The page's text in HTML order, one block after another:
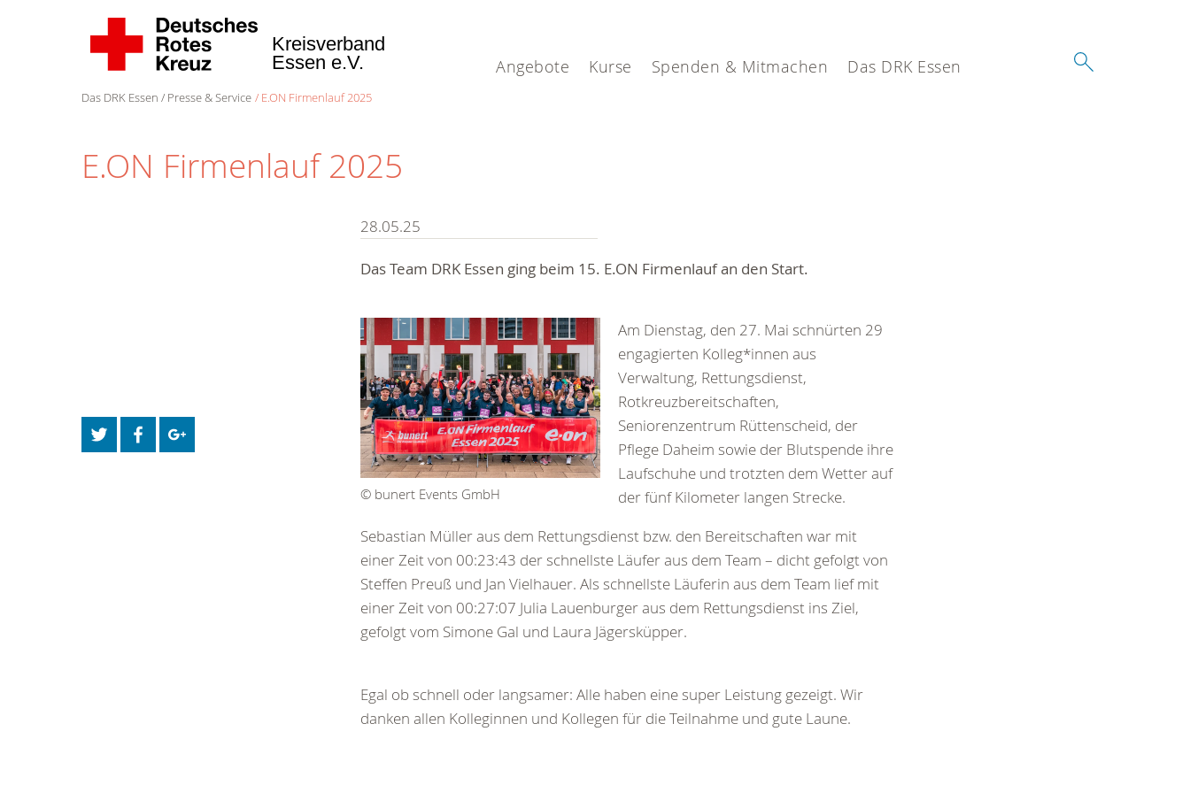
Angebote Kurse Spenden & Mitmachen Das DRK Essen
Kreisverband
Essen e.V.
Das DRK Essen Presse & Service E.ON Firmenlauf 2025
E.ON Firmenlauf 2025
28.05.25
Das Team DRK Essen ging beim 15. E.ON Firmenlauf an den Start.
© bunert Events GmbH
Am Dienstag, den 27. Mai schnürten 29
engagierten Kolleg*innen aus
Verwaltung, Rettungsdienst,
Rotkreuzbereitschaften,
Seniorenzentrum Rüttenscheid, der
Pflege Daheim sowie der Blutspende ihre
Laufschuhe und trotzten dem Wetter auf
der fünf Kilometer langen Strecke.
Sebastian Müller aus dem Rettungsdienst bzw. den Bereitschaften war mit
einer Zeit von 00:23:43 der schnellste Läufer aus dem Team – dicht gefolgt von
Steffen Preuß und Jan Vielhauer. Als schnellste Läuferin aus dem Team lief mit
einer Zeit von 00:27:07 Julia Lauenburger aus dem Rettungsdienst ins Ziel,
gefolgt vom Simone Gal und Laura Jägersküpper.
Egal ob schnell oder langsamer: Alle haben eine super Leistung gezeigt. Wir
danken allen Kolleginnen und Kollegen für die Teilnahme und gute Laune.